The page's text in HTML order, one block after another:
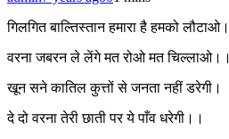
गिलगित बाल्तिस्तान हमारा है हमको लौटाओ।
वरना जबरन ले लेंगे मत रोओ मत चिल्लाओ।।
खून सने कातिल कुत्तों से जनता नहीं डरेगी।
दे दो वरना तेरी छाती पर ये पाँव धरेगी।।